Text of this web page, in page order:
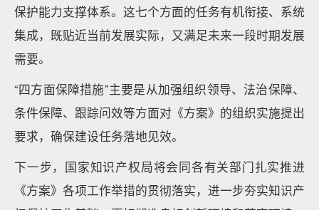
保护能力支撑体系。这七个方面的任务有机衔接、系统
集成，既贴近当前发展实际，又满足未来一段时期发展
需要。
“四方面保障措施”主要是从加强组织领导、法治保障、
条件保障、跟踪问效等方面对《方案》的组织实施提出
要求，确保建设任务落地见效。
下一步，国家知识产权局将会同各有关部门扎实推进
《方案》各项工作举措的贯彻落实，进一步夯实知识产